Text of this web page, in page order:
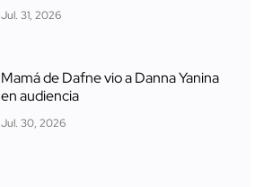
Jul. 31, 2026
Mamá de Dafne vio a Danna Yanina
en audiencia
Jul. 30, 2026